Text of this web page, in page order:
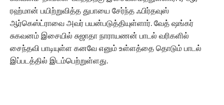
ரஹ்மான் பயிற்றுவித்த துபாயை சேர்ந்த ஃபிர்தவுஸ்
ஆர்கெஸ்ட்ராவை அவர் பயன்படுத்தியுள்ளார். வேத் ஷங்கர்
சுகவனம் இசையில் சுஜாதா நாராயணன் பாடல் வரிகளில்
சைந்தவி பாடியுள்ள கனவே எனும் உள்ளத்தை தொடும் பாடல்
இப்படத்தில் இடம்பெற்றுள்ளது.